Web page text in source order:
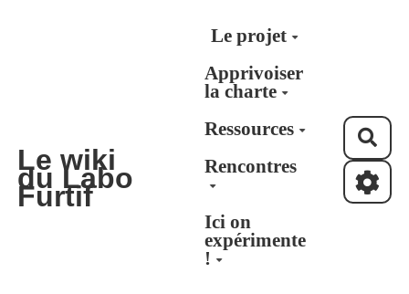
Aller au contenu principal
Le wiki
du Labo
Furtif
Le projet
Apprivoiser
la charte
Ressources
Rencontres
Ici on
expérimente
!